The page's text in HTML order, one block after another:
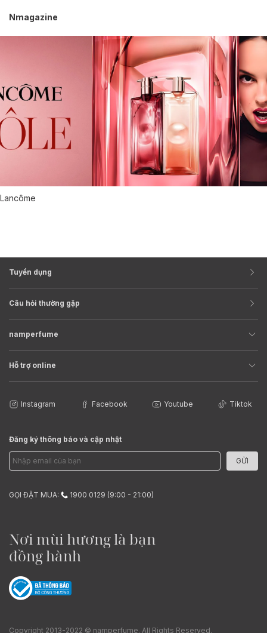
Nmagazine
Lancôme
Tuyển dụng
Câu hỏi thường gặp
namperfume
Hỗ trợ online
Instagram Facebook Youtube Tiktok
Đăng ký thông báo và cập nhật
GỬI
GỌI ĐẶT MUA: 1900 0129 (9:00 - 21:00)
Nơi mùi hương là bạn
đồng hành
Copyright 2013-2022 © namperfume. All Rights Reserved.